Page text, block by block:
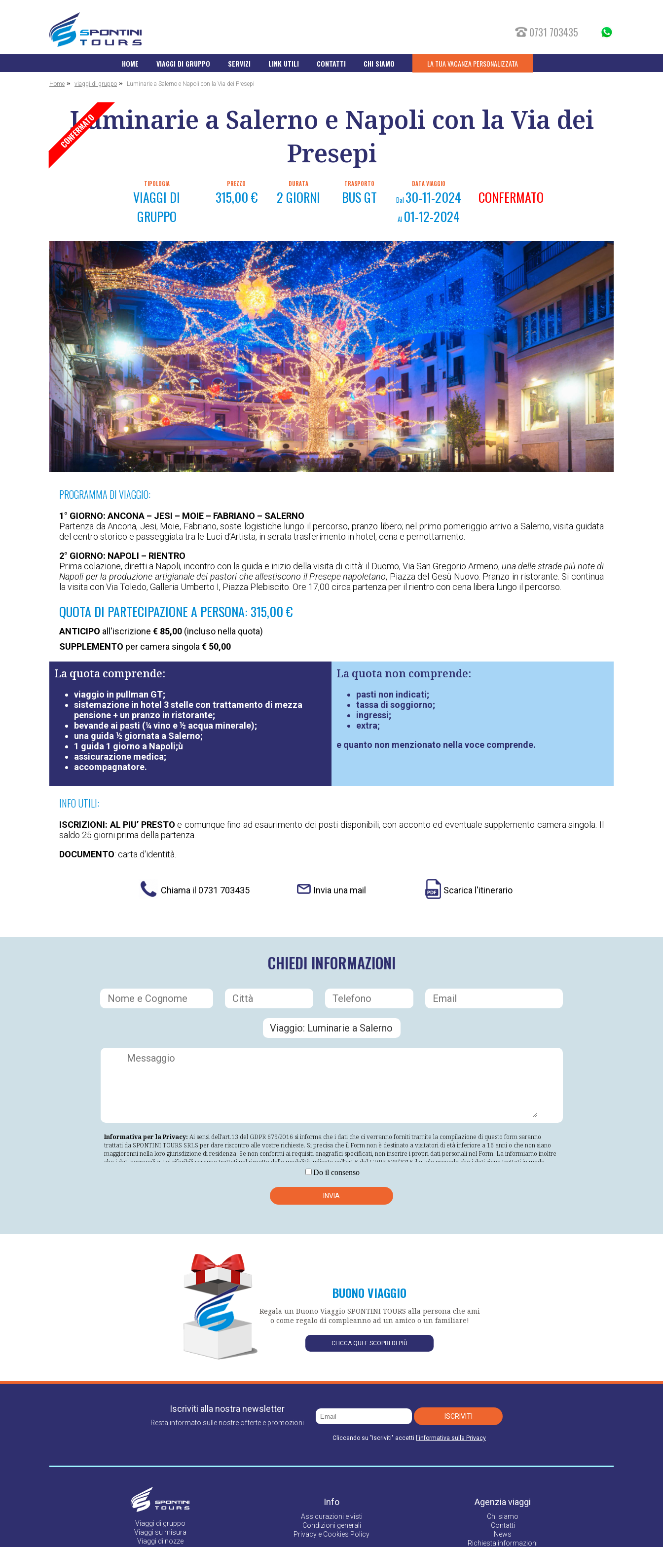
0731 703435
HOME VIAGGI DI GRUPPO SERVIZI LINK UTILI CONTATTI CHI SIAMO LA TUA VACANZA PERSONALIZZATA
Home » viaggi di gruppo » Luminarie a Salerno e Napoli con la Via dei Presepi
Luminarie a Salerno e Napoli con la Via dei
Presepi
CONFERMATO
TIPOLOGIA
VIAGGI DI
GRUPPO
PREZZO
315,00 €
DURATA
2 GIORNI
TRASPORTO
BUS GT
DATA VIAGGIO
Dal 30-11-2024
Al 01-12-2024
CONFERMATO
PROGRAMMA DI VIAGGIO:
1° GIORNO: ANCONA – JESI – MOIE – FABRIANO – SALERNO
Partenza da Ancona, Jesi, Moie, Fabriano, soste logistiche lungo il percorso, pranzo libero; nel primo pomeriggio arrivo a Salerno, visita guidata
del centro storico e passeggiata tra le Luci d’Artista, in serata trasferimento in hotel, cena e pernottamento.
2° GIORNO: NAPOLI – RIENTRO
Prima colazione, diretti a Napoli, incontro con la guida e inizio della visita di città: il Duomo, Via San Gregorio Armeno, una delle strade più note di
Napoli per la produzione artigianale dei pastori che allestiscono il Presepe napoletano, Piazza del Gesù Nuovo. Pranzo in ristorante. Si continua
la visita con Via Toledo, Galleria Umberto I, Piazza Plebiscito. Ore 17,00 circa partenza per il rientro con cena libera lungo il percorso.
QUOTA DI PARTECIPAZIONE A PERSONA: 315,00 €
ANTICIPO all'iscrizione € 85,00 (incluso nella quota)
SUPPLEMENTO per camera singola€ 50,00
La quota comprende:
viaggio in pullman GT;
sistemazione in hotel 3 stelle con trattamento di mezza
pensione + un pranzo in ristorante;
bevande ai pasti (¼ vino e ½ acqua minerale);
una guida ½ giornata a Salerno;
1 guida 1 giorno a Napoli;ù
assicurazione medica;
accompagnatore.
La quota non comprende:
pasti non indicati;
tassa di soggiorno;
ingressi;
extra;
e quanto non menzionato nella voce comprende.
INFO UTILI:
ISCRIZIONI: AL PIU’ PRESTO e comunque fino ad esaurimento dei posti disponibili, con acconto ed eventuale supplemento camera singola. Il
saldo 25 giorni prima della partenza.
DOCUMENTO: carta d'identità.
Chiama il 0731 703435 Invia una mail Scarica l'itinerario
CHIEDI INFORMAZIONI
Informativa per la Privacy: Ai sensi dell'art.13 del GDPR 679/2016 si informa che i dati che ci verranno forniti tramite la compilazione di questo form saranno
trattati da SPONTINI TOURS SRLS per dare riscontro alle vostre richieste. Si precisa che il Form non è destinato a visitatori di età inferiore a 16 anni o che non siano
maggiorenni nella loro giurisdizione di residenza. Se non conformi ai requisiti anagrafici specificati, non inserire i propri dati personali nel Form. La informiamo inoltre
che i dati personali a Lei riferibili saranno trattati nel rispetto delle modalità indicate nell'art.5 del GDPR 679/2016 il quale prevede che i dati siano trattati in modo
lecito, corretto e trasparente nei confronti dell'interessato; raccolti per finalità determinate esplicite e legittime e successivamente trattati in modo che non sia
conservati in una forma che consenta l'identificazione degli interessati per un arco di tempo non superiore al conseguimento delle finalità per le quali sono trattati;
trattati in maniera da garantire un'adeguata sicurezza dei dati personali, compresa la protezione, mediante misure tecniche e organizzative adeguate, da trattamenti
non autorizzati o illeciti e dalla perdita, dalla distruzione o dal danno accidentali. Il conferimento dei dati si basa sul consenso dell'interessato che è libero e facoltativo.
diffusione e saranno conservati solamente per il tempo strettamente necessario alla realizzazione delle finalità precedentemente esposte. La informiamo altresì che
come interessato Lei ha il diritto di accedere, rettificare, cancellare, limitare, opporsi al trattamento oltre alla possibilità di revocare il consenso in qualsiasi momento
senza pregiudicare la liceità del trattamento e di proporre reclamo all'Autorità secondo quanto previsto dagli articoli dal 15 al 22 del GDPR 679/2016, indirizzando la
relativa richiesta al Titolare del Trattamento.
Do il consenso
INVIA
BUONO VIAGGIO
Regala un Buono Viaggio SPONTINI TOURS alla persona che ami
o come regalo di compleanno ad un amico o un familiare!
CLICCA QUI E SCOPRI DI PIÙ
Iscriviti alla nostra newsletter
Resta informato sulle nostre offerte e promozioni
ISCRIVITI
Cliccando su "Iscriviti" accetti l'informativa sulla Privacy
Viaggi di gruppo
Viaggi su misura
Viaggi di nozze
Info
Assicurazioni e visti
Condizioni generali
Privacy e Cookies Policy
Agenzia viaggi
Chi siamo
Contatti
News
Richiesta informazioni